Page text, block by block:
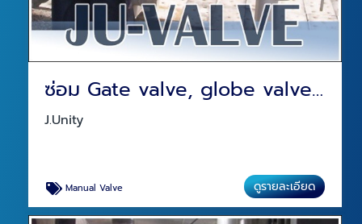
ซ่อม Gate valve, globe valve, ball valve, check valve and manual valve repair
J.Unity
Manual Valve ดูรายละเอียด